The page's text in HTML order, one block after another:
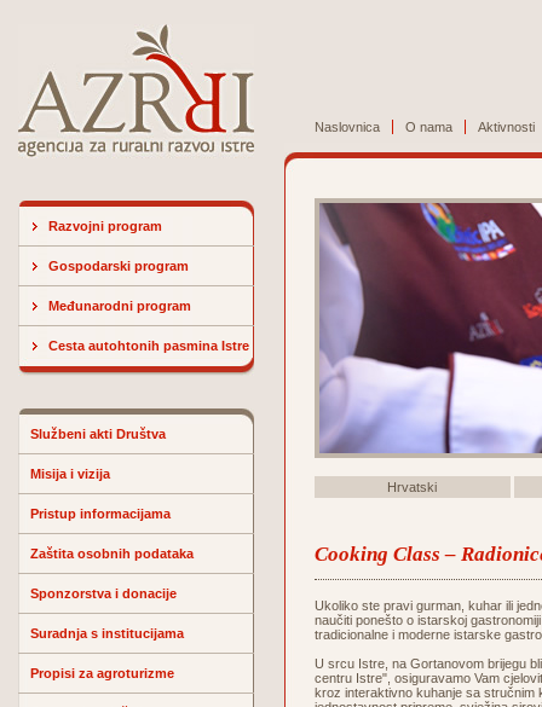
Naslovnica O nama Aktivnosti
Razvojni program
Gospodarski program
Međunarodni program
Cesta autohtonih pasmina Istre
Službeni akti Društva
Misija i vizija
Pristup informacijama
Zaštita osobnih podataka
Sponzorstva i donacije
Suradnja s institucijama
Propisi za agroturizme
Hrvatski
Cooking Class –
Ukoliko ste pravi gurman, kuhar ili
naučiti ponešto o istarskoj
tradicionalne i moderne istarske
U srcu Istre, na Gortanovom brijegu
centru Istre", osiguravamo Vam
kroz interaktivno kuhanje sa stručnim